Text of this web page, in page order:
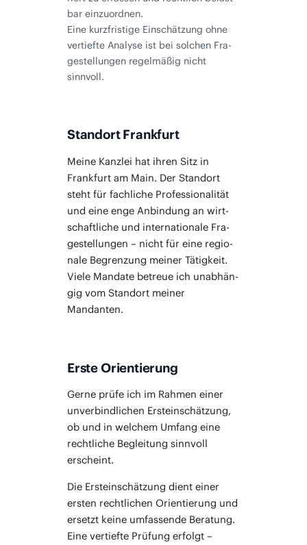
bar ein­zu­ord­nen.
Eine kurz­fris­ti­ge Ein­schät­zung ohne
ver­tief­te Ana­ly­se ist bei sol­chen Fra­
ge­stel­lun­gen regel­mä­ßig nicht
sinnvoll.
Standort Frankfurt
Mei­ne Kanz­lei hat ihren Sitz in
Frank­furt am Main. Der Stand­ort
steht für fach­li­che Pro­fes­sio­na­li­tät
und eine enge Anbin­dung an wirt­
schaft­li­che und inter­na­tio­na­le Fra­
ge­stel­lun­gen – nicht für eine regio­
na­le Begren­zung mei­ner Tätig­keit.
Vie­le Man­da­te betreue ich unab­hän­
gig vom Stand­ort mei­ner
Mandanten.
Erste Orientierung
Ger­ne prü­fe ich im Rah­men einer
unver­bind­li­chen Erst­ein­schät­zung,
ob und in wel­chem Umfang eine
recht­li­che Beglei­tung sinn­voll
erscheint.
Die Erst­ein­schät­zung dient einer
ers­ten recht­li­chen Ori­en­tie­rung und
ersetzt kei­ne umfas­sen­de Bera­tung.
Eine ver­tief­te Prü­fung erfolgt –